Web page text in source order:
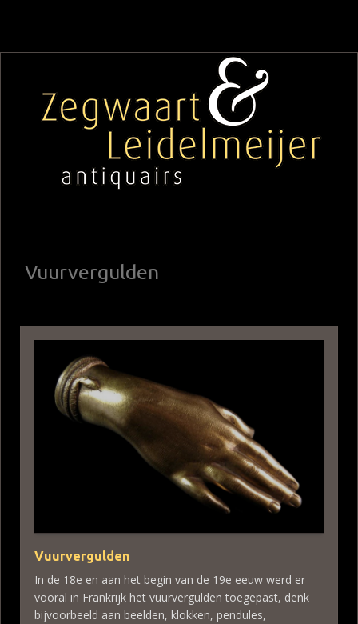
Vuurvergulden
Vuurvergulden
In de 18e en aan het begin van de 19e eeuw werd er
vooral in Frankrijk het vuurvergulden toegepast, denk
bijvoorbeeld aan beelden, klokken, pendules,